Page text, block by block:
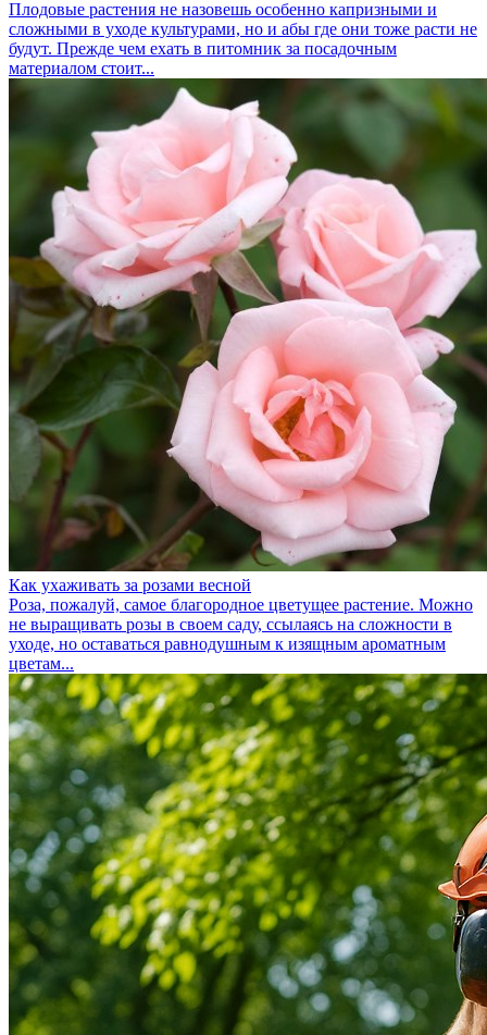
Плодовые растения не назовешь особенно капризными и
сложными в уходе культурами, но и абы где они тоже расти не
будут. Прежде чем ехать в питомник за посадочным
материалом стоит...
Как ухаживать за розами весной
Роза, пожалуй, самое благородное цветущее растение. Можно
не выращивать розы в своем саду, ссылаясь на сложности в
уходе, но оставаться равнодушным к изящным ароматным
цветам...